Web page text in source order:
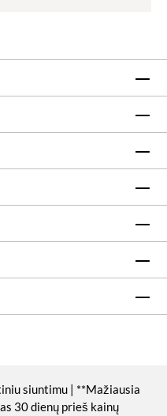
siuntimu | **Mažiausia
30 dienų prieš kainų